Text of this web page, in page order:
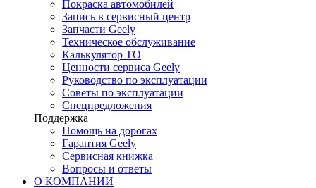
Покраска автомобилей
Запись в сервисный центр
Запчасти Geely
Техническое обслуживание
Калькулятор ТО
Ценности сервиса Geely
Руководство по эксплуатации
Советы по эксплуатации
Спецпредложения
Поддержка
Помощь на дорогах
Гарантия Geely
Сервисная книжка
Вопросы и ответы
О КОМПАНИИ